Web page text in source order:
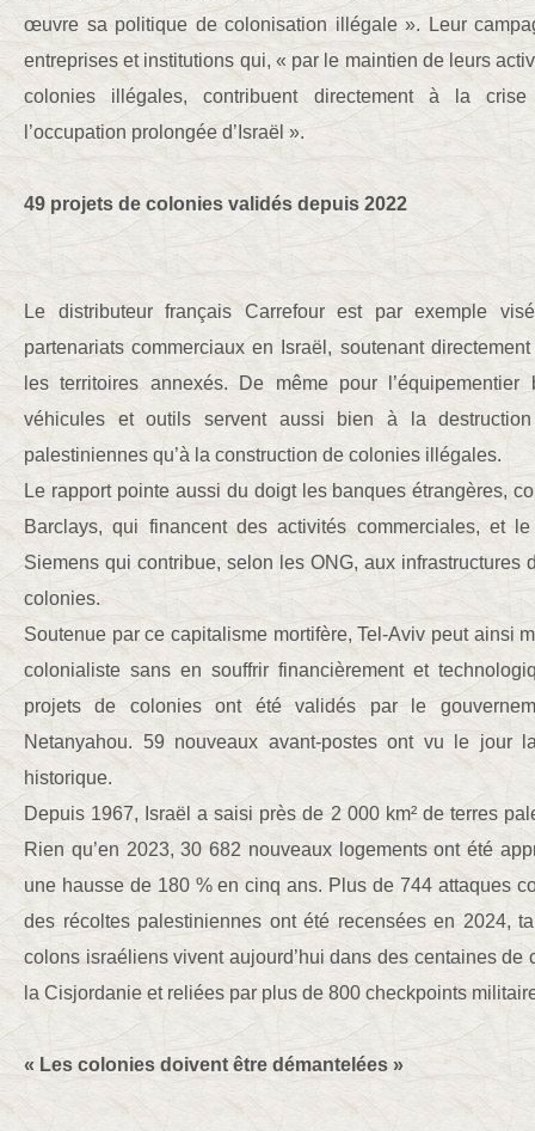
œuvre sa politique de colonisation illégale ». Leur
entreprises et institutions qui, « par le maintien de leurs
colonies illégales, contribuent directement à la
l’occupation prolongée d’Israël ».
49 projets de colonies validés depuis 2022
Le distributeur français Carrefour est par exemple
partenariats commerciaux en Israël, soutenant
les territoires annexés. De même pour
véhicules et outils servent aussi bien à la
palestiniennes qu’à la construction de colonies illégales.
Le rapport pointe aussi du doigt les banques étrangères,
Barclays, qui financent des activités commerciales, et
Siemens qui contribue, selon les ONG, aux infrastructures
colonies.
Soutenue par ce capitalisme mortifère, Tel-Aviv peut ainsi
colonialiste sans en souffrir financièrement et
projets de colonies ont été validés par le
Netanyahou. 59 nouveaux avant-postes ont vu le jour
historique.
Depuis 1967, Israël a saisi près de 2 000 km² de terres
Rien qu’en 2023, 30 682 nouveaux logements ont été
une hausse de 180 % en cinq ans. Plus de 744 attaques
des récoltes palestiniennes ont été recensées en 2024,
colons israéliens vivent aujourd’hui dans des centaines de
la Cisjordanie et reliées par plus de 800 checkpoints
« Les colonies doivent être démantelées »